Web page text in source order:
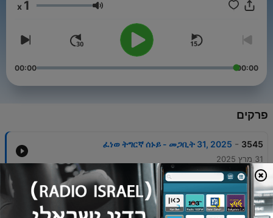
עוצמת שמע 1
00:00
00:00
פרקים
3545
-
ፈነወ ትግርኛ ሰኑይ - መጋቢት 31, 2025
31 מרץ 2025
3544
-
ፈነወ ትግርኛ ሰንበት - መጋቢት 30, 2025
30 מרץ 2025